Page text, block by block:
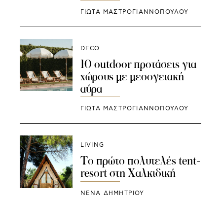
ΓΙΩΤΑ ΜΑΣΤΡΟΓΙΑΝΝΟΠΟΥΛΟΥ
DECO
10 outdoor προτάσεις για
χώρους με μεσογειακή
αύρα
ΓΙΩΤΑ ΜΑΣΤΡΟΓΙΑΝΝΟΠΟΥΛΟΥ
LIVING
Το πρώτο πολυτελές tent-
resort στη Χαλκιδική
ΝΕΝΑ ΔΗΜΗΤΡΙΟΥ